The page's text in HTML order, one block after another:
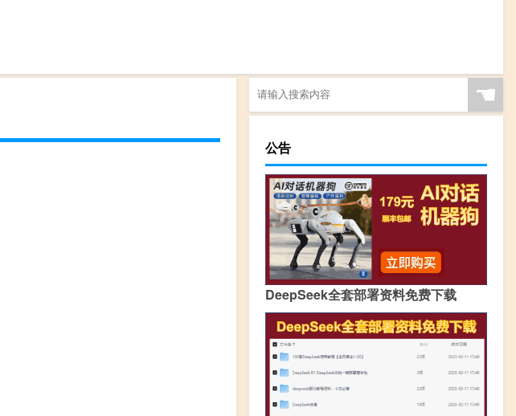
☚
公告
DeepSeek全套部署资料免费下载